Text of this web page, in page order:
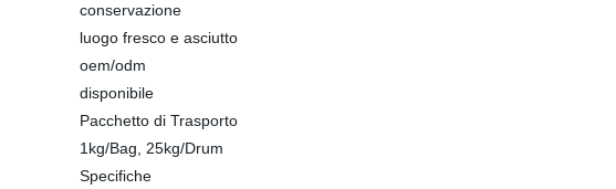
conservazione
luogo fresco e asciutto
oem/odm
disponibile
Pacchetto di Trasporto
1kg/Bag, 25kg/Drum
Specifiche